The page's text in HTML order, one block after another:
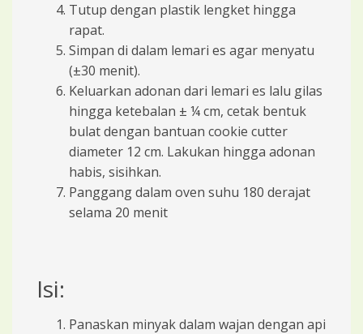
Tutup dengan plastik lengket hingga
rapat.
Simpan di dalam lemari es agar menyatu
(±30 menit).
Keluarkan adonan dari lemari es lalu gilas
hingga ketebalan ± ¼ cm, cetak bentuk
bulat dengan bantuan cookie cutter
diameter 12 cm. Lakukan hingga adonan
habis, sisihkan.
Panggang dalam oven suhu 180 derajat
selama 20 menit
Isi:
Panaskan minyak dalam wajan dengan api